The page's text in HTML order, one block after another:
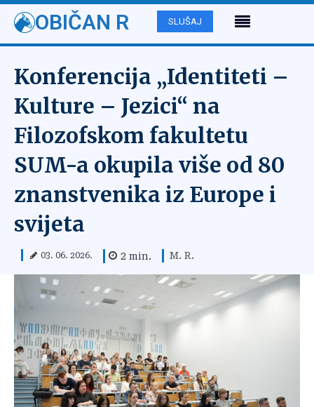
OBIČAN R SLUŠAJ
Konferencija „Identiteti –
Kulture – Jezici“ na
Filozofskom fakultetu
SUM-a okupila više od 80
znanstvenika iz Europe i
svijeta
03. 06. 2026. 2 min. M. R.